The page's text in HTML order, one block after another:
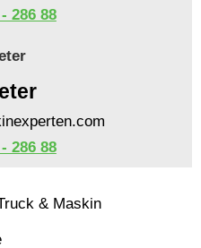
286 88
286 88
& Maskin